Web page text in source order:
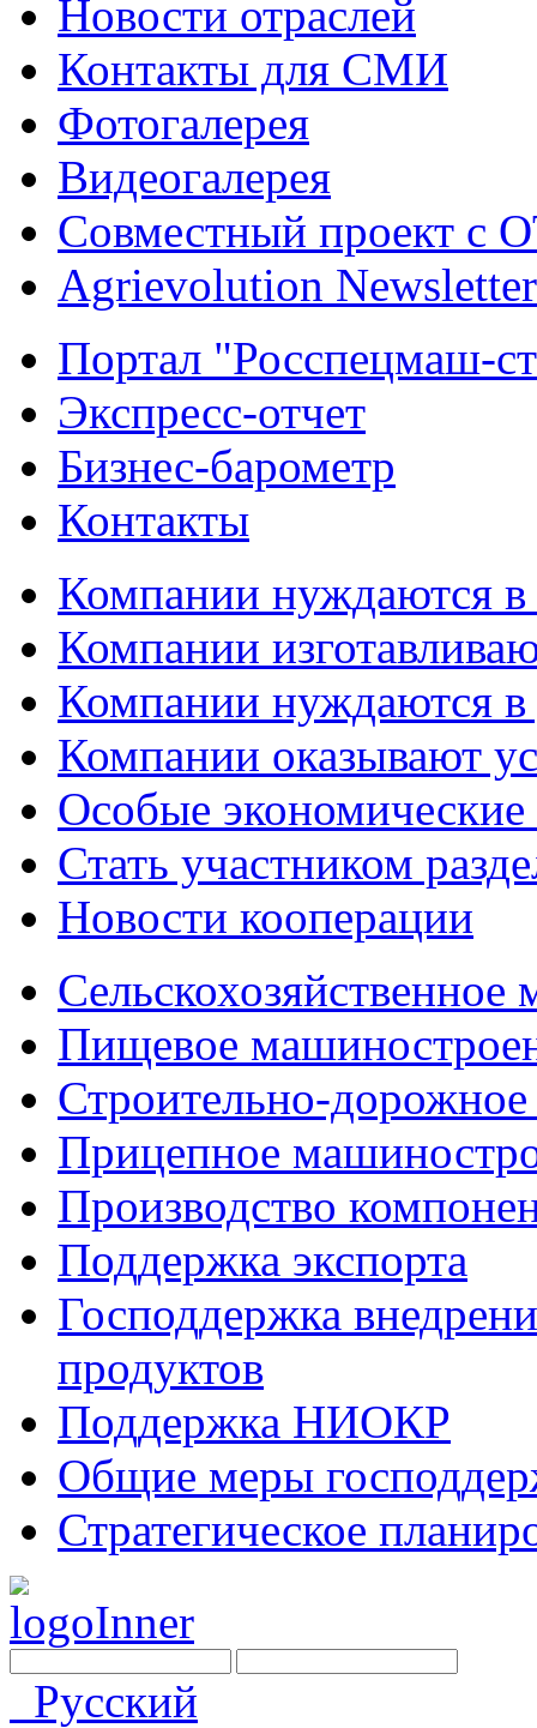
Новости отраслей
Контакты для СМИ
Фотогалерея
Видеогалерея
Совместный проект с
Agrievolution Newsletter
Портал "Росспецмаш-
Экспресс-отчет
Бизнес-барометр
Контакты
Компании нуждаются в
Компании
Компании нуждаются в
Компании оказывают
Особые
Стать участником
Новости кооперации
Пищевое
Строительно-
Прицепное
Производство
Поддержка экспорта
Господдержка
продуктов
Поддержка НИОКР
Общие меры
Стратегическое
Русский